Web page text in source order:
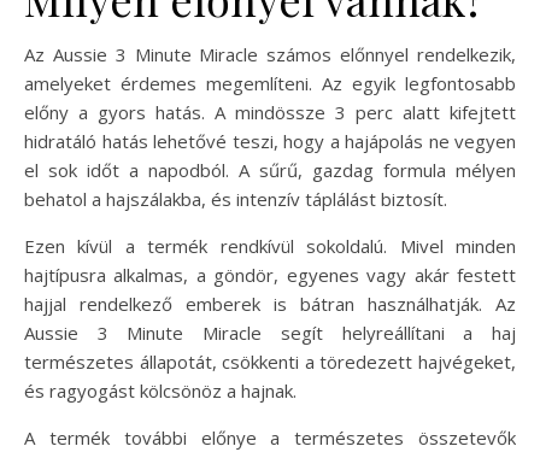
Az Aussie 3 Minute Miracle számos előnnyel rendelkezik,
amelyeket érdemes megemlíteni. Az egyik legfontosabb
előny a gyors hatás. A mindössze 3 perc alatt kifejtett
hidratáló hatás lehetővé teszi, hogy a hajápolás ne vegyen
el sok időt a napodból. A sűrű, gazdag formula mélyen
behatol a hajszálakba, és intenzív táplálást biztosít.
Ezen kívül a termék rendkívül sokoldalú. Mivel minden
hajtípusra alkalmas, a göndör, egyenes vagy akár festett
hajjal rendelkező emberek is bátran használhatják. Az
Aussie 3 Minute Miracle segít helyreállítani a haj
természetes állapotát, csökkenti a töredezett hajvégeket,
és ragyogást kölcsönöz a hajnak.
A termék további előnye a természetes összetevők